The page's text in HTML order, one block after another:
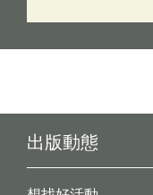
出版動態